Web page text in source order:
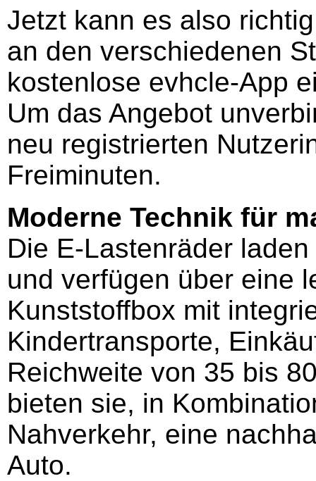
Jetzt kann es also
an den verschiedenen
kostenlose evhcle-App
Um das Angebot
neu registrierten
Freiminuten.
Moderne Technik für
Die E-Lastenräder
und verfügen über eine
Kunststoffbox mit
Kindertransporte,
Reichweite von 35 bis
bieten sie, in
Nahverkehr, eine
Auto.